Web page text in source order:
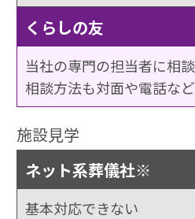
くらしの友
当社の専門の担当者に相談
相談方法も対面や電話など
施設見学
ネット系葬儀社※
基本対応できない